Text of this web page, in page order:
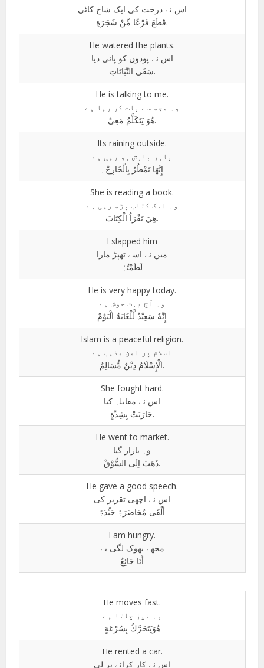
اس نے درخت کی ایک شاخ کاٹی
قَطَعَ فَرْعًا مِّنْ شَجَرَةِ.
He watered the plants.
اس نے پودوں کو پانی دیا
سَقَي النَّبَاتَاتِ.
He is talking to me.
وہ مجھ سے بات کر رہا ہے
ھُوَ يَتَکَلَّمُ مَعِيْ.
Its raining outside.
باہر بارش ہو رہی ہے
إِنَّهَا تَمْطُرُ بِالّخَارِجْ۔
She is reading a book.
وہ ایک کتاب پڑھ رہی ہے
هِيَ تَقْرَاُ الْكِتَابَ.
I slapped him
میں نے اسے تھپڑ مارا
لَطَمْتُہٗ
He is very happy today.
وہ آج بہت خوش ہے
إِنَّهٗ سَعِيْدُ لَّلْغَايَةُ اَلْيَوْمْ
Islam is a peaceful religion.
اسلام پر امن مذہب ہے
اَلْإِسْلَامُ دِيْنٌ مُّسَالِمٌ.
She fought hard.
اس نے مقابلہ کیا
حَارَبَتْ بِشِدَّةٍ.
He went to market.
وہ بازار گیا
ذَهَبَ اِلَى السُّوْقْ.
He gave a good speech.
اس نے اچھی تقریر کی
أَلْقَى مُحَاضَرَۃً جَيِّدَۃً
I am hungry.
مجھے بھوک لگی یے
أَنَا جَائِعٌ
He moves fast.
وہ تیز چلتا ہے
ھُوَیَتَحَرَّكُ بِسُرْعَةٍ
He rented a car.
اس نے کار کرائے پر لی